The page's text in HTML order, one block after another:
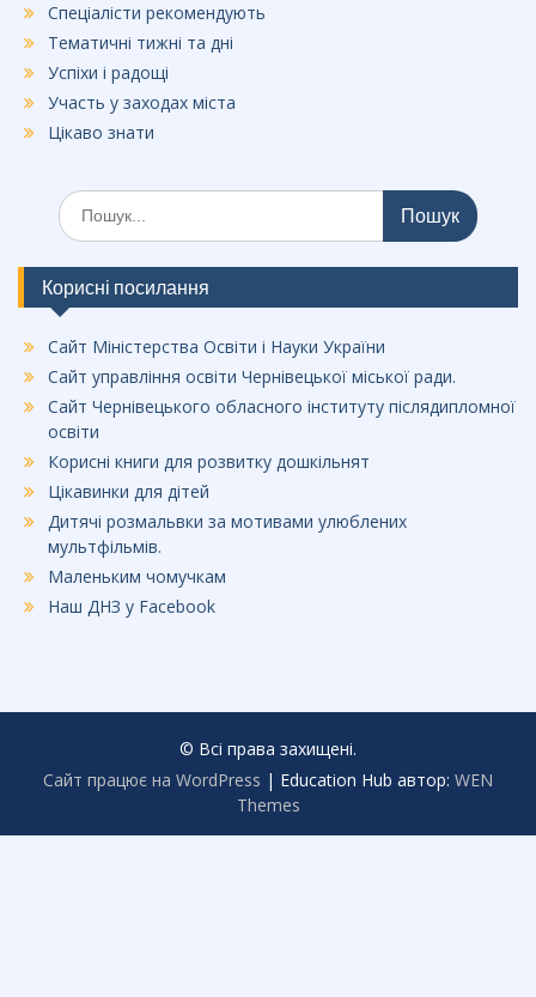
Спеціалісти рекомендують
Тематичні тижні та дні
Успіхи і радощі
Участь у заходах міста
Цікаво знати
Шукати:
Корисні посилання
Сайт Міністерства Освіти і Науки України
Сайт управління освіти Чернівецької міської ради.
Сайт Чернівецького обласного інституту післядипломної
освіти
Корисні книги для розвитку дошкільнят
Цікавинки для дітей
Дитячі розмальвки за мотивами улюблених
мультфільмів.
Маленьким чомучкам
Наш ДНЗ у Facebook
© Всі права захищені.
Сайт працює на WordPress | Education Hub автор: WEN
Themes